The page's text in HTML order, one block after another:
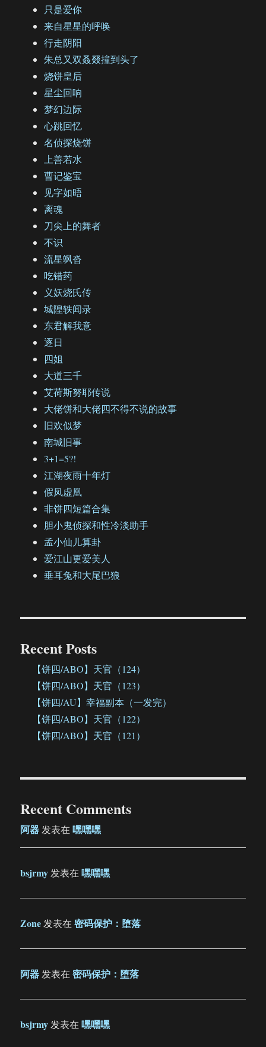
只是爱你
来自星星的呼唤
行走阴阳
朱总又双叒叕撞到头了
烧饼皇后
星尘回响
梦幻边际
心跳回忆
名侦探烧饼
上善若水
曹记鉴宝
见字如晤
离魂
刀尖上的舞者
不识
流星飒沓
吃错药
义妖烧氏传
城隍轶闻录
东君解我意
逐日
四姐
大道三千
艾荷斯努耶传说
大佬饼和大佬四不得不说的故事
旧欢似梦
南城旧事
3+1=5?!
江湖夜雨十年灯
假凤虚凰
非饼四短篇合集
胆小鬼侦探和性冷淡助手
孟小仙儿算卦
爱江山更爱美人
垂耳兔和大尾巴狼
Recent Posts
【饼四/ABO】天官（124）
【饼四/ABO】天官（123）
【饼四/AU】幸福副本（一发完）
【饼四/ABO】天官（122）
【饼四/ABO】天官（121）
Recent Comments
阿器发表在嘿嘿嘿
bsjrmy发表在嘿嘿嘿
Zone发表在密码保护：堕落
阿器发表在密码保护：堕落
bsjrmy发表在嘿嘿嘿